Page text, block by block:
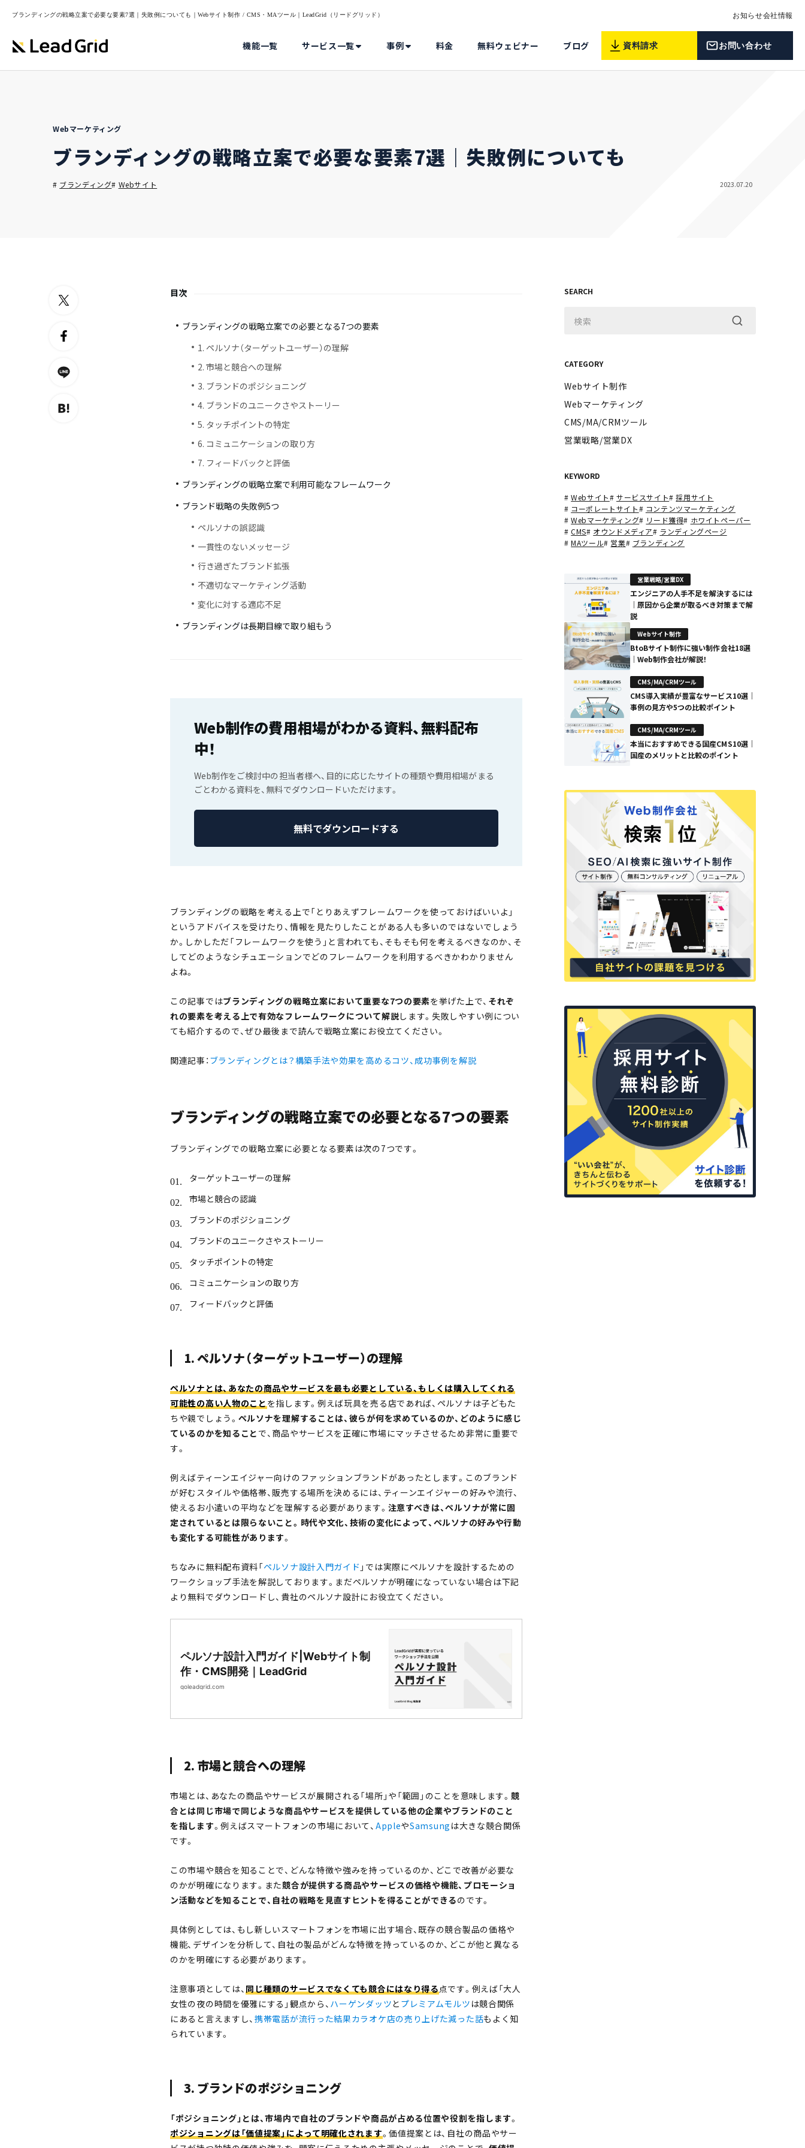
ブランディングの戦略立案で必要な要素7選｜失敗例についても｜Webサイト制作 / CMS・MAツール｜LeadGrid（リードグリッド） お知らせ会社情報
機能一覧 サービス一覧 事例 料金 無料ウェビナー ブログ 資料請求 お問い合わせ
Webマーケティング
ブランディングの戦略立案で必要な要素7選｜失敗例についても
# ブランディング# Webサイト 2023.07.20
目次
ブランディングの戦略立案での必要となる7つの要素
1. ペルソナ（ターゲットユーザー）の理解
2. 市場と競合への理解
3. ブランドのポジショニング
4. ブランドのユニークさやストーリー
5. タッチポイントの特定
6. コミュニケーションの取り方
7. フィードバックと評価
ブランディングの戦略立案で利用可能なフレームワーク
ブランド戦略の失敗例5つ
ペルソナの誤認識
一貫性のないメッセージ
行き過ぎたブランド拡張
不適切なマーケティング活動
変化に対する適応不足
ブランディングは長期目線で取り組もう
Web制作の費用相場がわかる資料、無料配布
中！
Web制作をご検討中の担当者様へ、目的に応じたサイトの種類や費用相場がまる
ごとわかる資料を、無料でダウンロードいただけます。
無料でダウンロードする
ブランディングの戦略を考える上で「とりあえずフレームワークを使っておけばいいよ」
というアドバイスを受けたり、情報を見たりしたことがある人も多いのではないでしょう
か。しかしただ「フレームワークを使う」と言われても、そもそも何を考えるべきなのか、そ
してどのようなシチュエーションでどのフレームワークを利用するべきかわかりません
よね。
この記事ではブランディングの戦略立案において重要な7つの要素を挙げた上で、 それぞ
れの要素を考える上で有効なフレームワークについて解説します。失敗しやすい例につい
ても紹介するので、ぜひ最後まで読んで戦略立案にお役立てください。
関連記事：ブランディングとは？構築手法や効果を高めるコツ、成功事例を解説
ブランディングの戦略立案での必要となる7つの要素
ブランディングでの戦略立案に必要となる要素は次の7つです。
ターゲットユーザーの理解
市場と競合の認識
ブランドのポジショニング
ブランドのユニークさやストーリー
タッチポイントの特定
コミュニケーションの取り方
フィードバックと評価
1. ペルソナ（ターゲットユーザー）の理解
ペルソナとは、あなたの商品やサービスを最も必要としている、もしくは購入してくれる
可能性の高い人物のことを指します。例えば玩具を売る店であれば、ペルソナは子どもた
ちや親でしょう。 ペルソナを理解することは、彼らが何を求めているのか、どのように感じ
ているのかを知ること で、商品やサービスを正確に市場にマッチさせるため非常に重要で
す。
例えばティーンエイジャー向けのファッションブランドがあったとします。このブランド
が好むスタイルや価格帯、販売する場所を決めるには、ティーンエイジャーの好みや流行、
使えるお小遣いの平均などを理解する必要があります。 注意すべきは、ペルソナが常に固
定されているとは限らないこと。時代や文化、技術の変化によって、ペルソナの好みや行動
も変化する可能性があります。
ちなみに無料配布資料「ペルソナ設計入門ガイド 」では実際にペルソナを設計するための
ワークショップ手法を解説しております。まだペルソナが明確になっていない場合は下記
より無料でダウンロードし、貴社のペルソナ設計にお役立てください。
ペルソナ設計入門ガイド|Webサイト制
作・CMS開発｜LeadGrid
goleadgrid.com
2. 市場と競合への理解
市場とは、あなたの商品やサービスが展開される「場所」や「範囲」のことを意味します。 競
合とは同じ市場で同じような商品やサービスを提供している他の企業やブランドのこと
を指します。例えばスマートフォンの市場において、 AppleやSamsung は大きな競合関係
です。
この市場や競合を知ることで、どんな特徴や強みを持っているのか、どこで改善が必要な
のかが明確になります。また競合が提供する商品やサービスの価格や機能、プロモーショ
ン活動などを知ることで、自社の戦略を見直すヒントを得ることができるのです。
具体例としては、もし新しいスマートフォンを市場に出す場合、既存の競合製品の価格や
機能、デザインを分析して、自社の製品がどんな特徴を持っているのか、どこが他と異なる
のかを明確にする必要があります。
注意事項としては、同じ種類のサービスでなくても競合にはなり得る点です。例えば「大人
女性の夜の時間を優雅にする」観点から、 ハーゲンダッツと プレミアムモルツ は競合関係
にあると言えますし、携帯電話が流行った結果カラオケ店の売り上げた減った話もよく知
られています。
3. ブランドのポジショニング
「ポジショニング」とは、市場内で自社のブランドや商品が占める位置や役割を指します。
ポジショニングは「価値提案」によって明確化されます。価値提案とは、自社の商品やサー
SEARCH
CATEGORY
Webサイト制作
Webマーケティング
CMS/MA/CRMツール
営業戦略/営業DX
KEYWORD
#Webサイト#サービスサイト#採用サイト
# コーポレートサイト# コンテンツマーケティング
#Webマーケティング# リード獲得# ホワイトペーパー
#CMS# オウンドメディア# ランディングページ
#MAツール# 営業# ブランディング
営業戦略/営業DX
エンジニアの人手不足を解決するには
｜原因から企業が取るべき対策まで解
説
Webサイト制作
BtoBサイト制作に強い制作会社18選
｜Web制作会社が解説！
CMS/MA/CRMツール
CMS導入実績が豊富なサービス10選｜
事例の見方や5つの比較ポイント
CMS/MA/CRMツール
本当におすすめできる国産CMS10選｜
国産のメリットと比較のポイント